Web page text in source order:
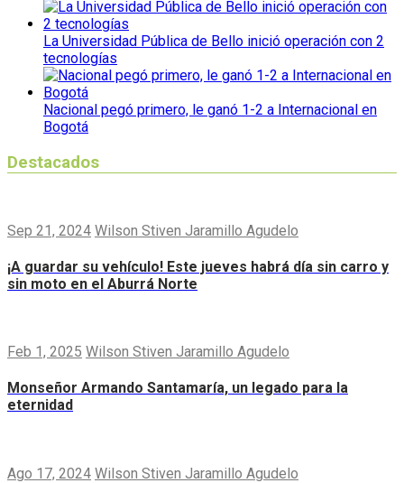
La Universidad Pública de Bello inició operación con 2
tecnologías
Nacional pegó primero, le ganó 1-2 a Internacional en
Bogotá
Destacados
Sep 21, 2024 Wilson Stiven Jaramillo Agudelo
¡A guardar su vehículo! Este jueves habrá día sin carro y
sin moto en el Aburrá Norte
Feb 1, 2025 Wilson Stiven Jaramillo Agudelo
Monseñor Armando Santamaría, un legado para la
eternidad
Ago 17, 2024 Wilson Stiven Jaramillo Agudelo